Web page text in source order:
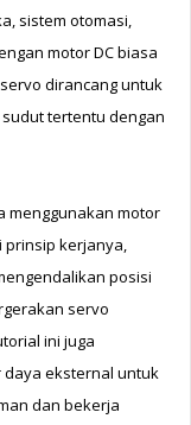
sistem otomasi,
motor DC biasa
dirancang untuk
tertentu dengan
menggunakan motor
prinsip kerjanya,
posisi
servo
ini juga
eksternal untuk
dan bekerja